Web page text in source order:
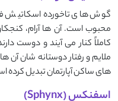
گوش ‌های تاخورده‌ اسکاتیش
محبوب است. آن‌ ها آرام،
کاملاً کنار می ‌آیند و دوست
ملایم و رفتار دوستانه ‌شان آن
‌های ساکن آپارتمان تبدیل کرده
اسفنکس (Sphynx)